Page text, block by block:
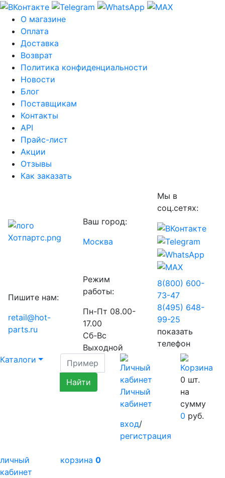
О магазине
Оплата
Доставка
Возврат
Политика конфиденциальности
Новости
Блог
Поставщикам
Контакты
API
Прайс-лист
Акции
Отзывы
Как заказать
Ваш город:
Москва
Мы в
соц.сетях:
Пишите нам:
retail@hot-
parts.ru
Режим
работы:
Пн-Пт 08.00-
17.00
Сб-Вс
Выходной
8(800) 600-
73-47
8(495) 648-
99-25
показать
телефон
Каталоги
Личный
кабинет
вход/
регистрация
0 шт.
на
сумму
0 руб.
личный
кабинет
корзина 0